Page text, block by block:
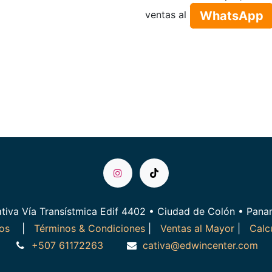
ventas al
WhatsApp​​​​
Vía Transístmica Edif 4402 • Ciudad de Colón •
Términos & Condiciones Ventas al Mayor
+507 61172263
cativa@edwincenter.com